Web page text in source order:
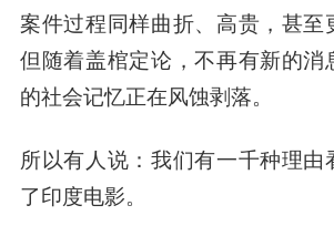
案件过程同样曲折、高贵，甚至
但随着盖棺定论，不再有新的消
的社会记忆正在风蚀剥落。
所以有人说：我们有一千种理由
了印度电影。